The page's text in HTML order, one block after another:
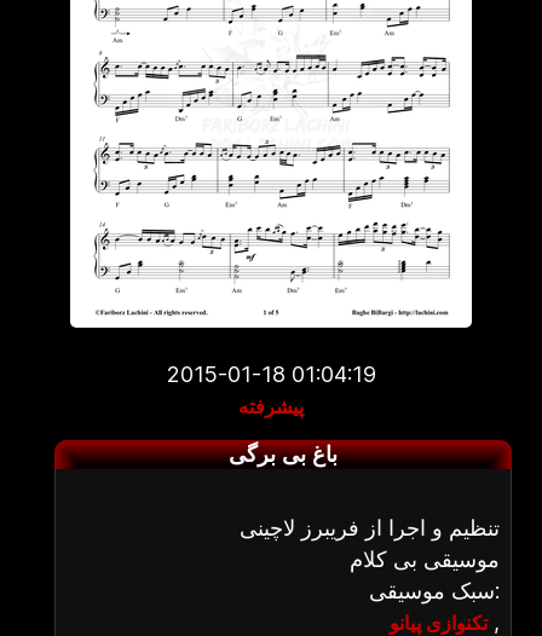
2015-01-18 01:04:19
پیشرفته
باغ بی برگی
تنظیم و اجرا از فریبرز لاچینی
موسیقی بی کلام
سبک موسیقی:
تکنوازی پیانو,